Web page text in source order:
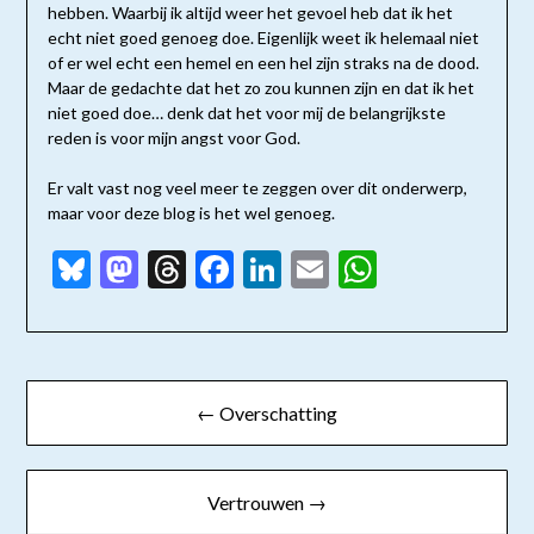
hebben. Waarbij ik altijd weer het gevoel heb dat ik het
echt niet goed genoeg doe. Eigenlijk weet ik helemaal niet
of er wel echt een hemel en een hel zijn straks na de dood.
Maar de gedachte dat het zo zou kunnen zijn en dat ik het
niet goed doe… denk dat het voor mij de belangrijkste
reden is voor mijn angst voor God.
Er valt vast nog veel meer te zeggen over dit onderwerp,
maar voor deze blog is het wel genoeg.
Bluesky
Mastodon
Threads
Facebook
LinkedIn
Email
Bericht
navigatie
← Overschatting
Vertrouwen →